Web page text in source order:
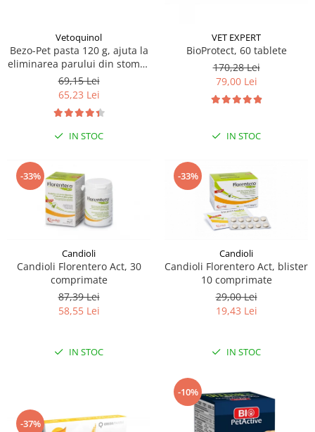
Vetoquinol
Bezo-Pet pasta 120 g, ajuta la
eliminarea parului din stomac
sau intestine
69,15 Lei
65,23 Lei
IN STOC
VET EXPERT
BioProtect, 60 tablete
170,28 Lei
79,00 Lei
IN STOC
-33%
Candioli
Candioli Florentero Act, 30
comprimate
87,39 Lei
58,55 Lei
IN STOC
-33%
Candioli
Candioli Florentero Act, blister
10 comprimate
29,00 Lei
19,43 Lei
IN STOC
-37%
-10%